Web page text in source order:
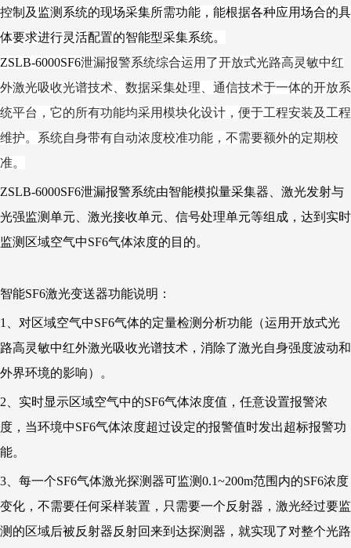
控制及监测系统的现场采集所需功能，能根据各种应用场合的具
体要求进行灵活配置的智能型采集系统。
ZSLB-6000SF6泄漏报警系统综合运用了开放式光路高灵敏中红
外激光吸收光谱技术、数据采集处理、通信技术于一体的开放系
统平台，它的所有功能均采用模块化设计，便于工程安装及工程
维护。系统自身带有自动浓度校准功能，不需要额外的定期校
准。
ZSLB-6000SF6泄漏报警系统由智能模拟量采集器、激光发射与
光强监测单元、激光接收单元、信号处理单元等组成，达到实时
监测区域空气中SF6气体浓度的目的。
智能SF6激光变送器功能说明：
1、对区域空气中SF6气体的定量检测分析功能（运用开放式光
路高灵敏中红外激光吸收光谱技术，消除了激光自身强度波动和
外界环境的影响）。
2、实时显示区域空气中的SF6气体浓度值，任意设置报警浓
度，当环境中SF6气体浓度超过设定的报警值时发出超标报警功
能。
3、每一个SF6气体激光探测器可监测0.1~200m范围内的SF6浓度
变化，不需要任何采样装置，只需要一个反射器，激光经过要监
测的区域后被反射器反射回来到达探测器，就实现了对整个光路